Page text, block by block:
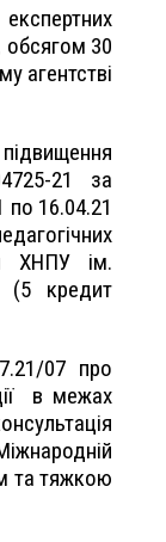
експертних
обсягом 30
агентстві
21 за
по 16.04.21
ХНПУ ім.
(5 кредит
07 про
в межах
та тяжкою